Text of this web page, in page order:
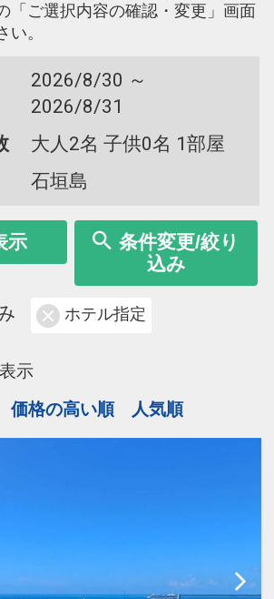
「ご選択内容の確認・変更」画面
い。
2026/8/30 ～
2026/8/31
大人2名 子供0名 1部屋
石垣島
示
条件変更/絞り
込み
ホテル指定
示
価格の高い順 人気順